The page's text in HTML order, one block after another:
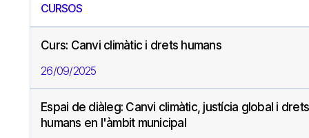
CURSOS
Curs: Canvi climàtic i drets humans
26/09/2025
Espai de diàleg: Canvi climàtic, justícia global i drets
humans en l'àmbit municipal